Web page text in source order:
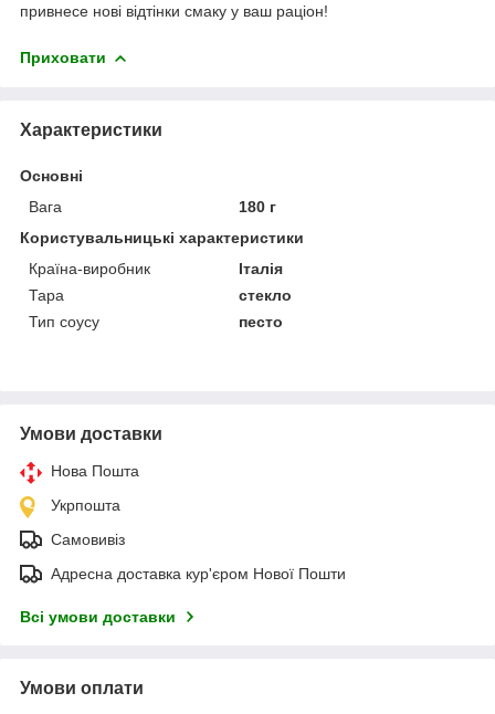
привнесе нові відтінки смаку у ваш раціон!
Приховати
Характеристики
Основні
Вага
180 г
Користувальницькі характеристики
Країна-виробник
Італія
Тара
стекло
Тип соусу
песто
Умови доставки
Нова Пошта
Укрпошта
Самовивіз
Адресна доставка кур'єром Нової Пошти
Всі умови доставки
Умови оплати